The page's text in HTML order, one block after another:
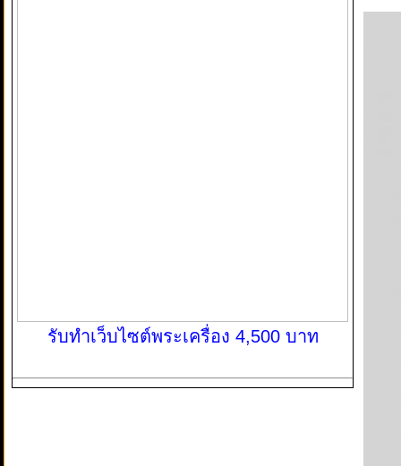
รับทำเว็บไซต์พระเครื่อง 4,500 บาท